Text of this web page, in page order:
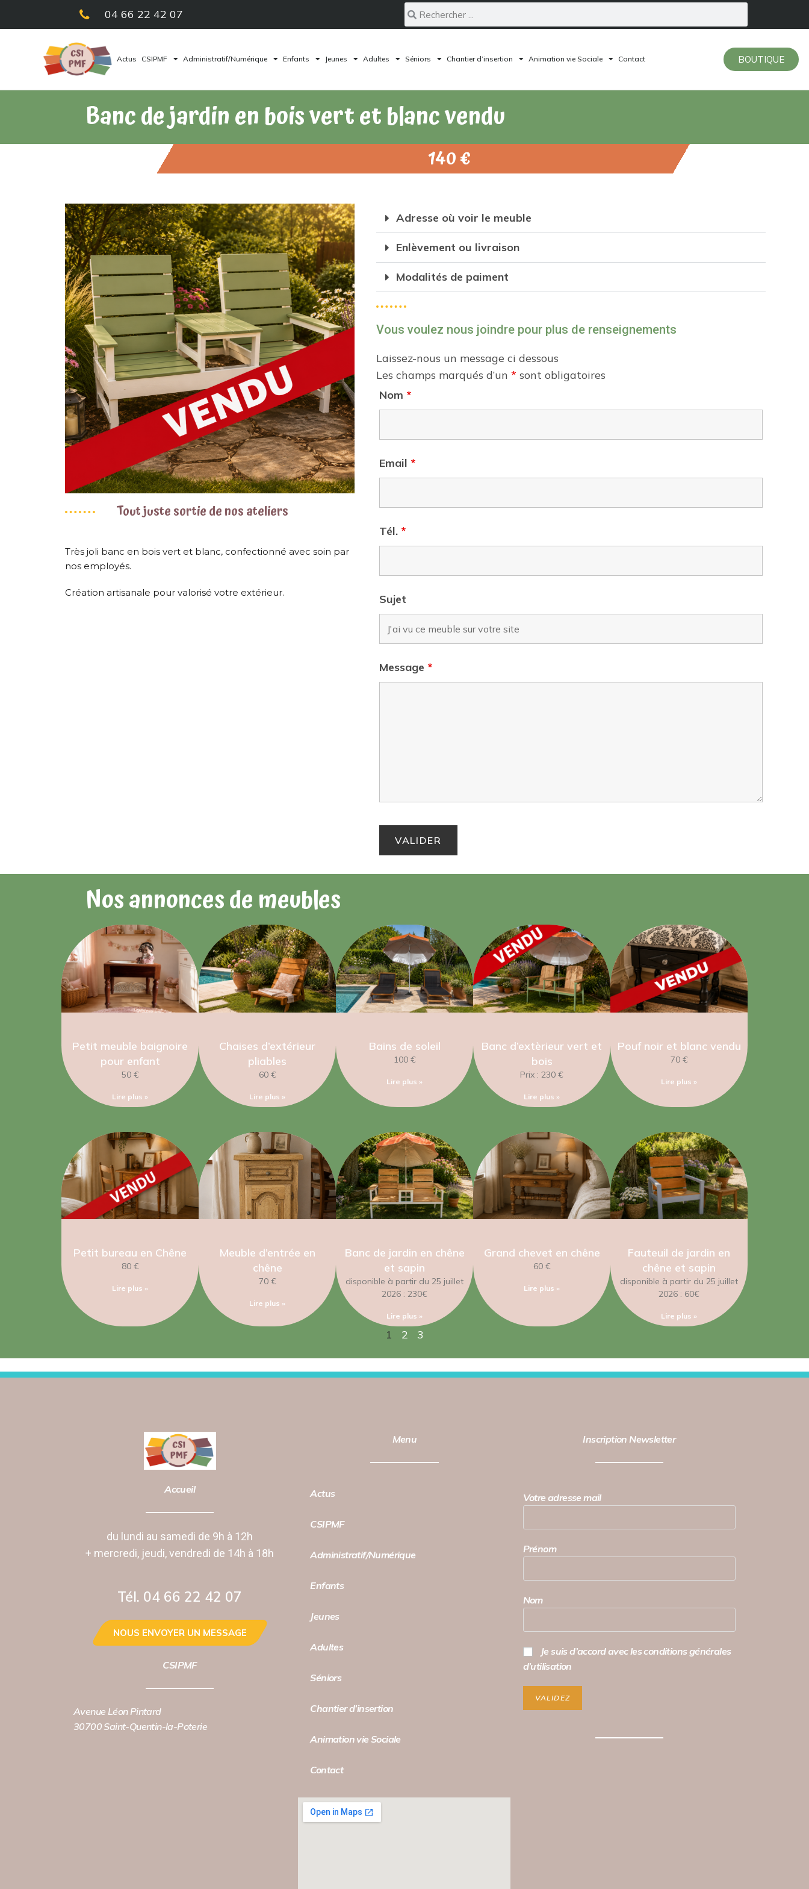
04 66 22 42 07
Actus CSIPMF Administratif/Numérique Enfants Jeunes Adultes Séniors Chantier d’insertion Animation vie Sociale Contact BOUTIQUE
Banc de jardin en bois vert et blanc vendu
140 €
Tout juste sortie de nos ateliers
Très joli banc en bois vert et blanc, confectionné avec soin par
nos employés.
Création artisanale pour valorisé votre extérieur.
Adresse où voir le meuble
Enlèvement ou livraison
Modalités de paiment
Vous voulez nous joindre pour plus de renseignements
Laissez-nous un message ci dessous
Les champs marqués d’un * sont obligatoires
Nom *
Email *
Tél. *
Sujet
Message *
Nos annonces de meubles
Petit meuble baignoire
pour enfant
50 €
Lire plus »
Chaises d’extérieur
pliables
60 €
Lire plus »
Bains de soleil
100 €
Lire plus »
Banc d’extèrieur vert et
bois
Prix : 230 €
Lire plus »
Pouf noir et blanc vendu
70 €
Lire plus »
Petit bureau en Chêne
80 €
Lire plus »
Meuble d’entrée en
chêne
70 €
Lire plus »
Banc de jardin en chêne
et sapin
disponible à partir du 25 juillet
2026 : 230€
Lire plus »
Grand chevet en chêne
60 €
Lire plus »
Fauteuil de jardin en
chêne et sapin
disponible à partir du 25 juillet
2026 : 60€
Lire plus »
1 2 3
Accueil
du lundi au samedi de 9h à 12h
+ mercredi, jeudi, vendredi de 14h à 18h
Tél. 04 66 22 42 07‬
NOUS ENVOYER UN MESSAGE
CSIPMF
Avenue Léon Pintard
30700 Saint-Quentin-la-Poterie
Menu
Actus
CSIPMF
Administratif/Numérique
Enfants
Jeunes
Adultes
Séniors
Chantier d’insertion
Animation vie Sociale
Contact
Inscription Newsletter
Votre adresse mail
Prénom
Nom
Je suis d’accord avec les conditions générales
d’utilisation